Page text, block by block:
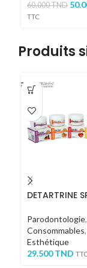
60.000TND
TTC
Produits
DETARTRINE
Parodontologie,
Consommables,
Esthétique
29.500TND